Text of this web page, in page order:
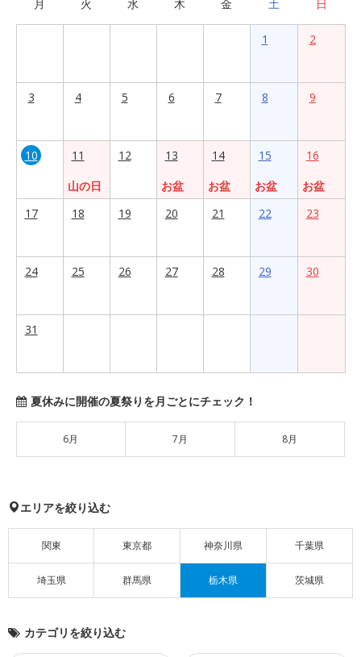
月 火 水 木 金 土 日
1 2
3 4 5 6 7 8 9
10
11
山の日
12
13
お盆
14
お盆
15
お盆
16
お盆
17
18 19 20 21 22 23
24 25 26 27 28 29 30
31
夏休みに開催の夏祭りを月ごとにチェック！
6月 7月 8月
エリアを絞り込む
関東 東京都 神奈川県 千葉県
埼玉県 群馬県 栃木県 茨城県
カテゴリを絞り込む